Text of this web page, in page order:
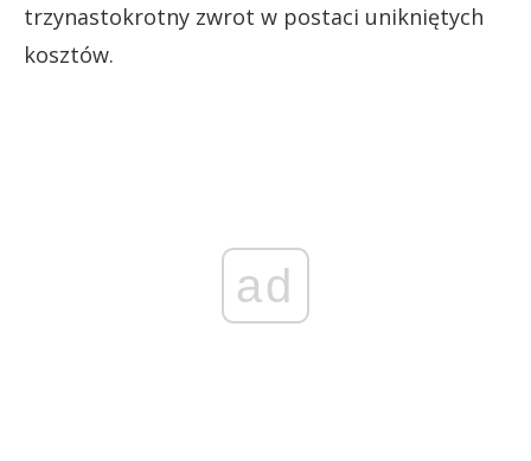
trzynastokrotny zwrot w postaci unikniętych
kosztów.
ad